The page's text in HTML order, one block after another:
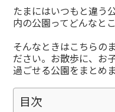
たまにはいつもと違う
内の公園ってどんなと
そんなときはこちらの
ださい。お散歩に、お
過ごせる公園をまとめ
目次